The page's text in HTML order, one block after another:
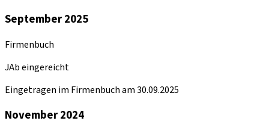
September 2025
Firmenbuch
JAb eingereicht
Eingetragen im Firmenbuch am 30.09.2025
November 2024